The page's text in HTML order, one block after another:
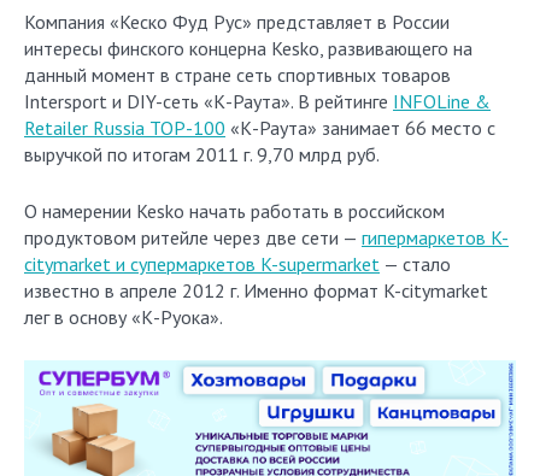
Компания «Кеско Фуд Рус» представляет в России
интересы финского концерна Kesko, развивающего на
данный момент в стране сеть спортивных товаров
Intersport и DIY-сеть «К-Раута». В рейтинге INFOLine &
Retailer Russia TOP-100 «К-Раута» занимает 66 место с
выручкой по итогам 2011 г. 9,70 млрд руб.
О намерении Kesko начать работать в российском
продуктовом ритейле через две сети — гипермаркетов K-
citymarket и супермаркетов K-supermarket — стало
известно в апреле 2012 г. Именно формат K-citymarket
лег в основу «К-Руока».